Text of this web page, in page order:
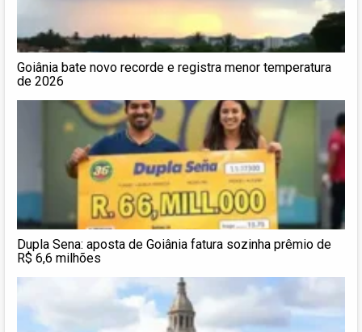
Goiânia bate novo recorde e registra menor temperatura
de 2026
Dupla Sena: aposta de Goiânia fatura sozinha prêmio de
R$ 6,6 milhões